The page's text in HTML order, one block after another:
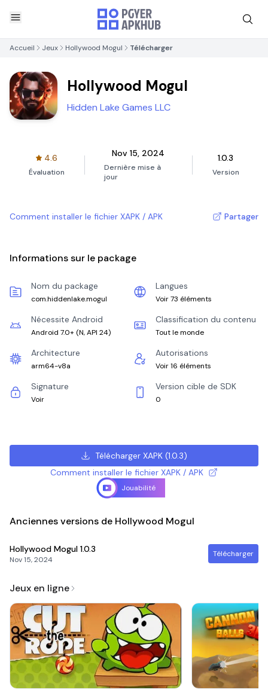
Accueil Jeux Hollywood Mogul Télécharger
Hollywood Mogul
Hidden Lake Games LLC
4.6
Évaluation
Nov 15, 2024
Dernière mise à
jour
1.0.3
Version
Comment installer le fichier XAPK / APK Partager
Informations sur le package
Nom du package
com.hiddenlake.mogul
Langues
Voir 73 éléments
Nécessite Android
Android 7.0+ (N, API 24)
Classification du contenu
Tout le monde
Architecture
arm64-v8a
Autorisations
Voir 16 éléments
Signature
Voir
Version cible de SDK
0
Télécharger XAPK(1.0.3)
Comment installer le fichier XAPK / APK
Jouabilité
Anciennes versions de Hollywood Mogul
Hollywood Mogul 1.0.3
Nov 15, 2024
Télécharger
Jeux en ligne